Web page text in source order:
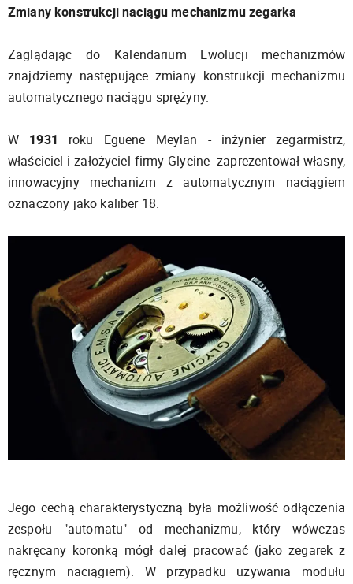
Zmiany konstrukcji naciągu mechanizmu zegarka
Zaglądając do Kalendarium Ewolucji mechanizmów
znajdziemy następujące zmiany konstrukcji mechanizmu
automatycznego naciągu sprężyny.
W 1931 roku Eguene Meylan - inżynier zegarmistrz,
właściciel i założyciel firmy Glycine -zaprezentował własny,
innowacyjny mechanizm z automatycznym naciągiem
oznaczony jako kaliber 18.
Jego cechą charakterystyczną była możliwość odłączenia
zespołu "automatu" od mechanizmu, który wówczas
nakręcany koronką mógł dalej pracować (jako zegarek z
ręcznym naciągiem). W przypadku używania modułu